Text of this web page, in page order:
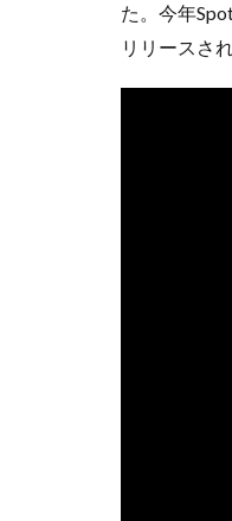
た。今年
リリースさ